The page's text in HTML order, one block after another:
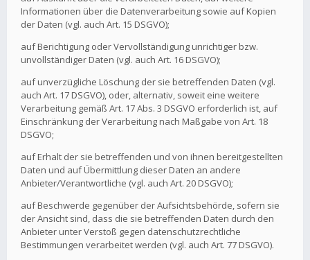
Informationen über die Datenverarbeitung sowie auf Kopien
der Daten (vgl. auch Art. 15 DSGVO);
auf Berichtigung oder Vervollständigung unrichtiger bzw.
unvollständiger Daten (vgl. auch Art. 16 DSGVO);
auf unverzügliche Löschung der sie betreffenden Daten (vgl.
auch Art. 17 DSGVO), oder, alternativ, soweit eine weitere
Verarbeitung gemäß Art. 17 Abs. 3 DSGVO erforderlich ist, auf
Einschränkung der Verarbeitung nach Maßgabe von Art. 18
DSGVO;
auf Erhalt der sie betreffenden und von ihnen bereitgestellten
Daten und auf Übermittlung dieser Daten an andere
Anbieter/Verantwortliche (vgl. auch Art. 20 DSGVO);
auf Beschwerde gegenüber der Aufsichtsbehörde, sofern sie
der Ansicht sind, dass die sie betreffenden Daten durch den
Anbieter unter Verstoß gegen datenschutzrechtliche
Bestimmungen verarbeitet werden (vgl. auch Art. 77 DSGVO).